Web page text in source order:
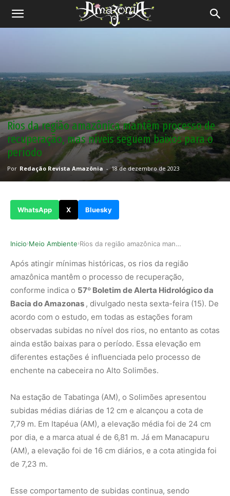
Revista
Rios da região amazônica mantêm processo de
recuperação, mas níveis seguem baixos para o
período
Por Redação Revista Amazônia - 18 de dezembro de 2023
WhatsApp X Bluesky
Inicio›Meio Ambiente› Rios da região amazônica mantêm processo de rec…
Após atingir mínimas históricas, os rios da região
amazônica mantêm o processo de recuperação,
conforme indica o 57º Boletim de Alerta Hidrológico da
Bacia do Amazonas , divulgado nesta sexta-feira (15). De
acordo com o estudo, em todas as estações foram
observadas subidas no nível dos rios, no entanto as cotas
ainda estão baixas para o período. Essa elevação em
diferentes estações é influenciada pelo processo de
enchente na cabeceira no Alto Solimões.
Na estação de Tabatinga (AM), o Solimões apresentou
subidas médias diárias de 12 cm e alcançou a cota de
7,79 m. Em Itapéua (AM), a elevação média foi de 24 cm
por dia, e a marca atual é de 6,81 m. Já em Manacapuru
(AM), a elevação foi de 16 cm diários, e a cota atingida foi
de 7,23 m.
Esse comportamento de subidas continua, sendo